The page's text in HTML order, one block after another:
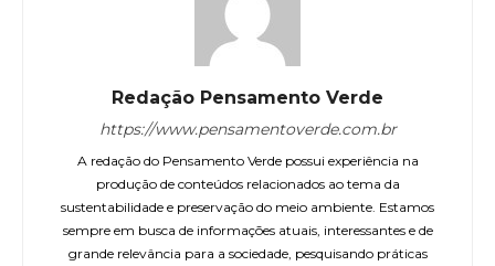
Redação Pensamento Verde
https://www.pensamentoverde.com.br
A redação do Pensamento Verde possui experiência na
produção de conteúdos relacionados ao tema da
sustentabilidade e preservação do meio ambiente. Estamos
sempre em busca de informações atuais, interessantes e de
grande relevância para a sociedade, pesquisando práticas